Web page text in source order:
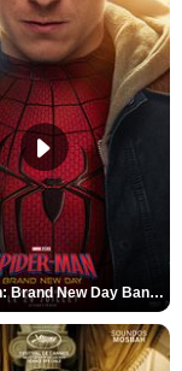
Spider-Man: Brand New Day Bande-annonce VO STFR